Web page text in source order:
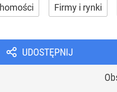
Firmy i rynki
UDOSTĘPNIJ